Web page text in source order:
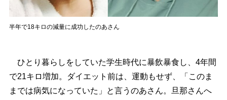
半年で18キロの減量に成功したのあさん
ひとり暮らしをしていた学生時代に暴飲暴食し、4年間
で21キロ増加。ダイエット前は、運動もせず、「このま
までは病気になっていた」と言うのあさん。旦那さんへ